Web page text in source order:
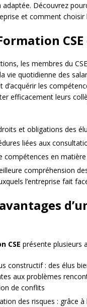
Découvrez
et comment
les membres du
quotidienne des
d’acquérir les
efficacement leurs
et obligations des
liées aux
compétences en
compréhension
l’entreprise fait
CSE présente plusieurs
constructif : des élus
aux problèmes
de conflits
des risques : grâce